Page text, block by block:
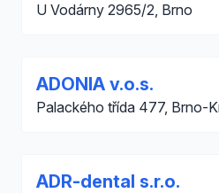
U Vodárny 2965/2, Brno
ADONIA v.o.s.
Palackého třída 477, Brno-
ADR-dental s.r.o.